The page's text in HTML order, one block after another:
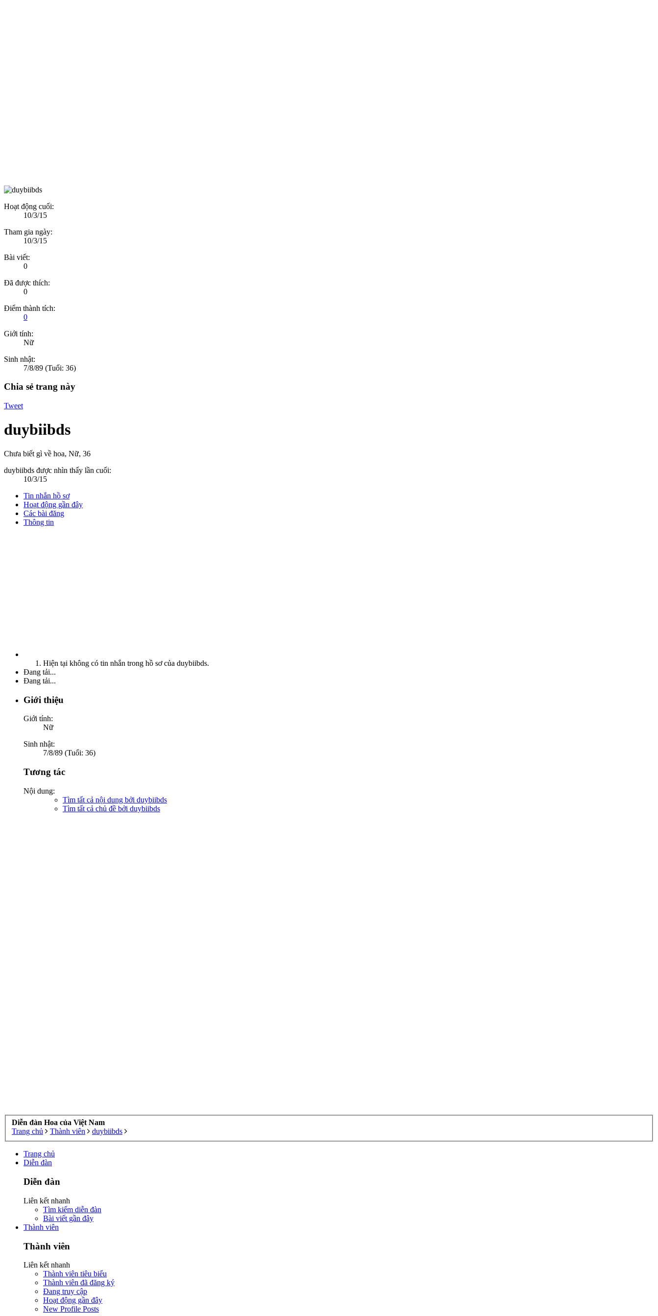
Hoạt động cuối:
10/3/15
Tham gia ngày:
10/3/15
Bài viết:
0
Đã được thích:
0
Điểm thành tích:
0
Giới tính:
Nữ
Sinh nhật:
7/8/89 (Tuổi: 36)
Chia sẻ trang này
Tweet
duybiibds
Chưa biết gì về hoa, Nữ, 36
duybiibds được nhìn thấy lần cuối:
10/3/15
Tin nhắn hồ sơ
Hoạt động gần đây
Các bài đăng
Thông tin
Hiện tại không có tin nhắn trong hồ sơ của duybiibds.
Đang tải...
Đang tải...
Giới thiệu
Giới tính:
Nữ
Sinh nhật:
7/8/89 (Tuổi: 36)
Tương tác
Nội dung:
Tìm tất cả nội dung bởi duybiibds
Tìm tất cả chủ đề bởi duybiibds
Diễn đàn Hoa của Việt Nam
Trang chủ
Thành viên duybiibds
Trang chủ
Diễn đàn
Diễn đàn
Liên kết nhanh
Tìm kiếm diễn đàn
Bài viết gần đây
Thành viên
Thành viên
Liên kết nhanh
Thành viên tiêu biểu
Thành viên đã đăng ký
Đang truy cập
Hoạt động gần đây
New Profile Posts